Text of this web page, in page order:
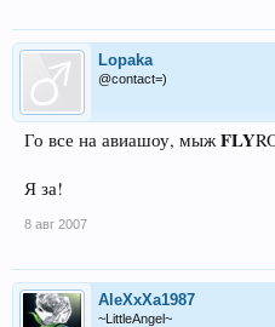
Lopaka
@contact=)
Го все на авиашоу, мыжFLY
Я за!
8 авг 2007
AleXxXa1987
~LittleAngel~